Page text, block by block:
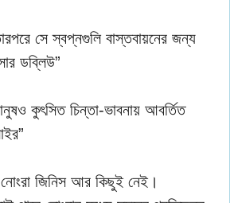
সে স্বপ্নগুলি বাস্তবায়নের জন্য
ডব্লিউ”
কুৎসিত চিন্তা-ভাবনায় আবর্তিত
নােংরা জিনিস আর কিছুই নেই।